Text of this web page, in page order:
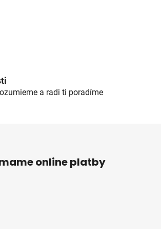
a radi ti poradíme
online platby